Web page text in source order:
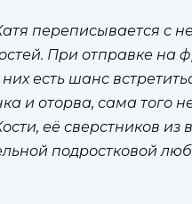
переписывается с
При отправке на
есть шанс
и оторва, сама того
её сверстников из
подростковой